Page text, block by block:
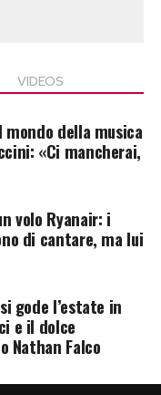
VIDEOS
mondo della musica
«Ci mancherai,
volo Ryanair: i
di cantare, ma lui
gode l’estate in
e il dolce
Nathan Falco